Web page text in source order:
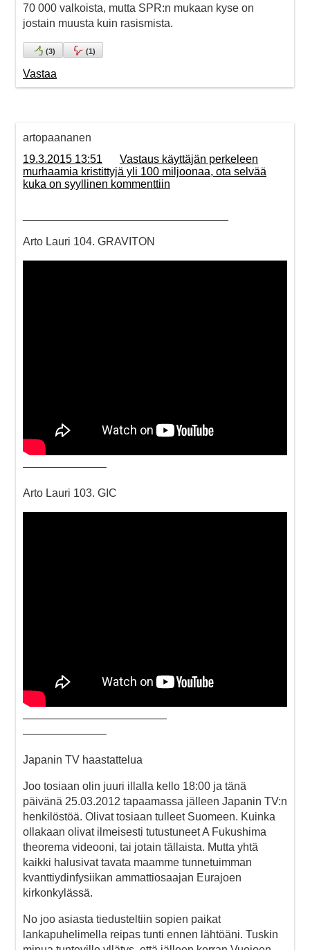
70 000 valkoista, mutta SPR:n mukaan kyse on
jostain muusta kuin rasismista.
(3) (1)
Vastaa
artopaananen
19.3.2015 13:51
Vastaus käyttäjän perkeleen
murhaamia kristittyjä yli 100 miljoonaa, ota selvää
kuka on syyllinen kommenttiin
Arto Lauri 104. GRAVITON
———————–
Arto Lauri 103. GIC
—————————————
———————–
Japanin TV haastattelua
Joo tosiaan olin juuri illalla kello 18:00 ja tänä
päivänä 25.03.2012 tapaamassa jälleen Japanin TV:n
henkilöstöä. Olivat tosiaan tulleet Suomeen. Kuinka
ollakaan olivat ilmeisesti tutustuneet A Fukushima
theorema videooni, tai jotain tällaista. Mutta yhtä
kaikki halusivat tavata maamme tunnetuimman
kvanttiydinfysiikan ammattiosaajan Eurajoen
kirkonkylässä.
No joo asiasta tiedusteltiin sopien paikat
lankapuhelimella reipas tunti ennen lähtöäni. Tuskin